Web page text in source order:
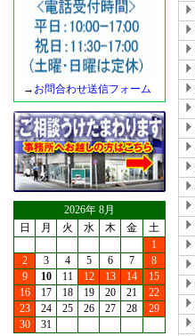
→ お問合わせ送信フォーム
2026年 8月
日
月 火 水 木 金
土
1
2
3 4 5 6 7
8
9
10 11 12 13 14
15
16
17 18 19 20 21
22
23
24 25 26 27 28
29
30
31